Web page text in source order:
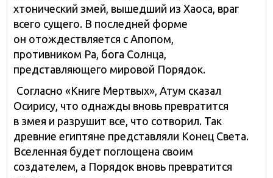
хтонический змей, вышедший из Хаоса, враг
всего сущего. В последней форме
он отождествляется с Апопом,
противником Ра, бога Солнца,
представляющего мировой Порядок.
Согласно «Книге Мертвых», Атум сказал
Осирису, что однажды вновь превратится
в змея и разрушит все, что сотворил. Так
древние египтяне представляли Конец Света.
Вселенная будет поглощена своим
создателем, а Порядок вновь превратится